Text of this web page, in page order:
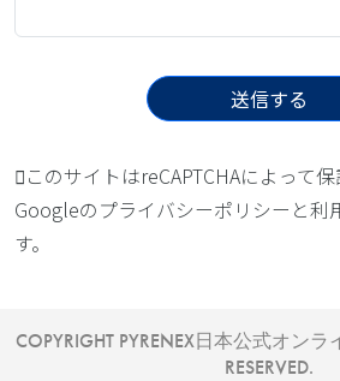
このサイトはreCAPTCHAによって保
Googleのプライバシーポリシー と利
す。
COPYRIGHT PYRENEX日本公式オンラ
RESERVED.